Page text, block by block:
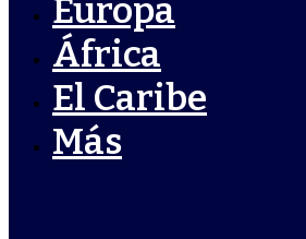
Europa
África
El Caribe
Más